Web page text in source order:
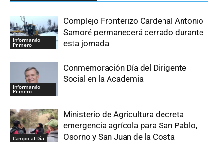
Informando
Primero
Complejo Fronterizo Cardenal Antonio
Samoré permanecerá cerrado durante
esta jornada
Informando
Primero
Conmemoración Día del Dirigente
Social en la Academia
Campo al Día
Ministerio de Agricultura decreta
emergencia agrícola para San Pablo,
Osorno y San Juan de la Costa